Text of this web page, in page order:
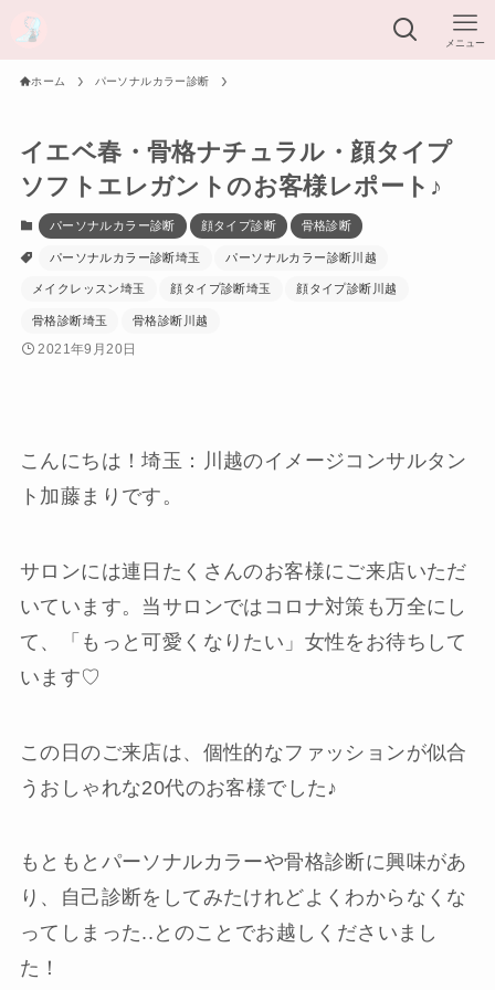
メニュー
ホーム パーソナルカラー診断
イエベ春・骨格ナチュラル・顔タイプ
ソフトエレガントのお客様レポート♪
パーソナルカラー診断 顔タイプ診断 骨格診断
パーソナルカラー診断埼玉 パーソナルカラー診断川越
メイクレッスン埼玉 顔タイプ診断埼玉 顔タイプ診断川越
骨格診断埼玉 骨格診断川越
2021年9月20日
こんにちは！埼玉：川越のイメージコンサルタン
ト加藤まりです。
サロンには連日たくさんのお客様にご来店いただ
いています。当サロンではコロナ対策も万全にし
て、「もっと可愛くなりたい」女性をお待ちして
います♡
この日のご来店は、個性的なファッションが似合
うおしゃれな20代のお客様でした♪
もともとパーソナルカラーや骨格診断に興味があ
り、自己診断をしてみたけれどよくわからなくな
ってしまった..とのことでお越しくださいまし
た！